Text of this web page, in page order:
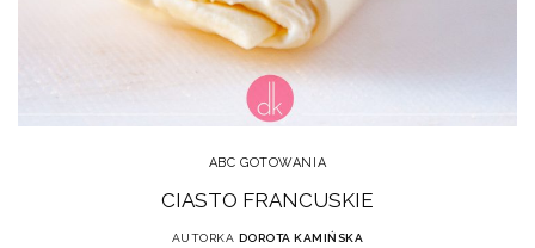
ABC GOTOWANIA
CIASTO FRANCUSKIE
AUTORKA DOROTA KAMIŃSKA